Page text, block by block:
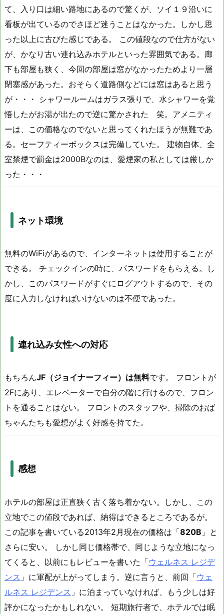
て、入り口は細い路地にあるので驚くが、ソイ１９沿いに
看板が出ているのでさほど迷うことはなかった。しかし思
った以上に古びた感じである。 この値段なので仕方がない
が、かなり古い連れ込みホテルといった雰囲気である。廊
下も部屋も狭く、今回の部屋は窓がなかったためより一層
閉塞感があった。おそらく道路側などには窓はあると思う
が・・・ シャワールームはガラス張りで、水シャワーを覚
悟したがお湯が出たので逆に驚かされた 笑。アメニティ
ーは、この価格なのでないと思ってくれたほうが無難であ
る。セーフティーボックスは完備していた。 建物自体、全
室禁煙で罰金は2000Bなのは、愛煙家の私としては厳しか
った・・・
ネット環境
無料のWiFiがあるので、インターネットは使用することが
できる。 チェックインの時に、パスワードをもらえる。し
かし、このパスワードがすぐにログアウトするので、その
度に入力しなければいけないのは不便であった。
連れ込み女性への対応
もちろんJF（ジョイナーフィー）は無料です。 フロントが
2Fにあり、エレベーターで自分の階に行けるので、フロン
トを通ることはない。 フロントのスタッフや、掃除のおば
ちゃんたちも愛想がよく好感を持てた。
感想
ホテルの部屋は正直狭く古く落ち着かない。しかし、この
立地でこの値段であれば、納得はできるところであるが。
この記事を書いている2013年2月現在の価格は「820B 」と
さらに安い。 しかし同じ価格帯で、同じような立地になっ
てくると、以前にもレビューを書いた「ウェルネス レジデ
ンス 」に軍配が上がってしまう。逆に言うと、前回「ウェ
ルネス レジデンス 」に泊まっていなければ、もう少しは好
評かになったかもしれない。 短期旅行者で、ホテルでは眠